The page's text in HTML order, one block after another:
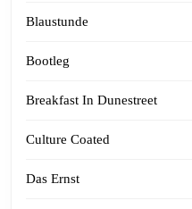
Blaustunde
Bootleg
Breakfast In Dunestreet
Culture Coated
Das Ernst